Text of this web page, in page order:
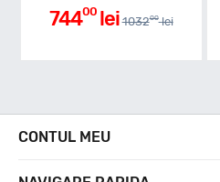
74400 lei 103200 lei
CONTUL MEU